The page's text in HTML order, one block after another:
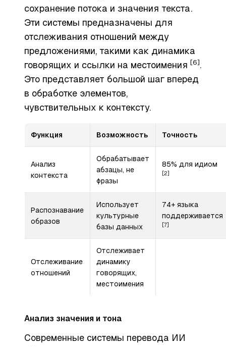
сохранение потока и значения текста.
Эти системы предназначены для
отслеживания отношений между
предложениями, такими как динамика
говорящих и ссылки на местоимения [6] .
Это представляет большой шаг вперед
в обработке элементов,
чувствительных к контексту.
Функция Возможность Точность
Анализ
контекста
Обрабатывает
абзацы, не
фразы
85% для идиом
[2]
Распознавание
образов
Использует
культурные
базы данных
74+ языка
поддерживается
[7]
Отслеживание
отношений
Отслеживает
динамику
говорящих,
местоимения
Анализ значения и тона
Современные системы перевода ИИ